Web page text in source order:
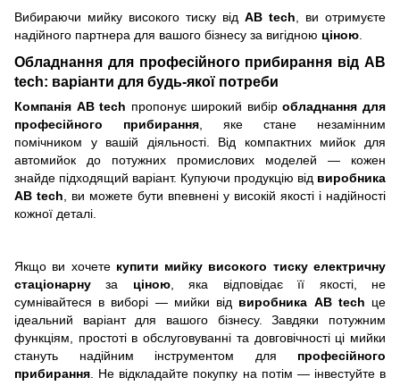
Вибираючи мийку високого тиску від AB tech , ви отримуєте
надійного партнера для вашого бізнесу за вигідною ціною
Обладнання для професійного прибирання від AB
tech: варіанти для будь-якої потреби
Компанія AB tech пропонує широкий вибіробладнання для
професійного прибирання, яке стане незамінним
помічником у вашій діяльності. Від компактних мийок для
автомийок до потужних промислових моделей — кожен
знайде підходящий варіант. Купуючи продукцію від виробника
AB tech, ви можете бути впевнені у високій якості і надійності
кожної деталі.
Якщо ви хочете купити мийку високого тиску електричну
стаціонарну за ціною, яка відповідає її якості, не
сумнівайтеся в виборі — мийки від виробника AB tech це
ідеальний варіант для вашого бізнесу. Завдяки потужним
функціям, простоті в обслуговуванні та довговічності ці мийки
стануть надійним інструментом для професійного
прибирання . Не відкладайте покупку на потім — інвестуйте в